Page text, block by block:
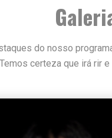
do nosso
Temos certeza que irá rir